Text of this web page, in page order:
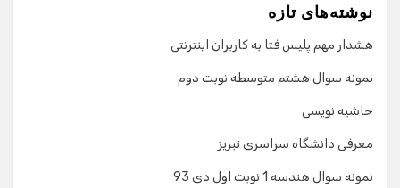
نوشته‌های تازه
هشدار مهم پلیس فتا به کاربران اینترنتی
نمونه سوال هشتم متوسطه نوبت دوم
حاشیه نویسی
معرفی دانشگاه سراسری تبریز
نمونه سوال هندسه 1 نوبت اول دی 93
گفت‌وگو با دستیار هوشمند